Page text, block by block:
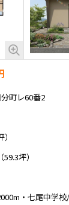
町レ60番2
坪）
・七尾中学校